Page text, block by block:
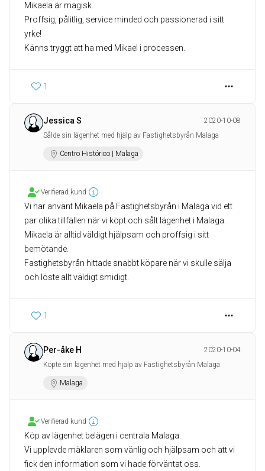
Mikaela är magisk.
Proffsig, pålitlig, service minded och passionerad i sitt
yrke!
Känns tryggt att ha med Mikael i processen.
1
Jessica S
2020-10-08
Sålde sin lägenhet med hjälp av Fastighetsbyrån Malaga
Centro Histórico | Malaga
Verifierad kund
Vi har använt Mikaela på Fastighetsbyrån i Malaga vid ett
par olika tillfällen när vi köpt och sålt lägenhet i Malaga.
Mikaela är alltid väldigt hjälpsam och proffsig i sitt
bemötande.
Fastighetsbyrån hittade snabbt köpare när vi skulle sälja
och löste allt väldigt smidigt.
1
Per-åke H
2020-10-04
Köpte sin lägenhet med hjälp av Fastighetsbyrån Malaga
Malaga
Verifierad kund
Köp av lägenhet belägen i centrala Malaga.
Vi upplevde mäklaren som vänlig och hjälpsam och att vi
fick den information som vi hade förväntat oss.